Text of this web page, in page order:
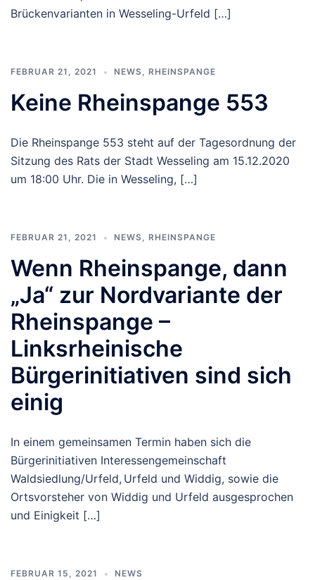
Brückenvarianten in Wesseling-Urfeld […]
FEBRUAR 21, 2021 NEWS, RHEINSPANGE
Keine Rheinspange 553
Die Rheinspange 553 steht auf der Tagesordnung der
Sitzung des Rats der Stadt Wesseling am 15.12.2020
um 18:00 Uhr. Die in Wesseling, […]
FEBRUAR 21, 2021 NEWS, RHEINSPANGE
Wenn Rheinspange, dann
„Ja“ zur Nordvariante der
Rheinspange –
Linksrheinische
Bürgerinitiativen sind sich
einig
In einem gemeinsamen Termin haben sich die
Bürgerinitiativen Interessengemeinschaft
Waldsiedlung/Urfeld, Urfeld und Widdig, sowie die
Ortsvorsteher von Widdig und Urfeld ausgesprochen
und Einigkeit […]
FEBRUAR 15, 2021 NEWS